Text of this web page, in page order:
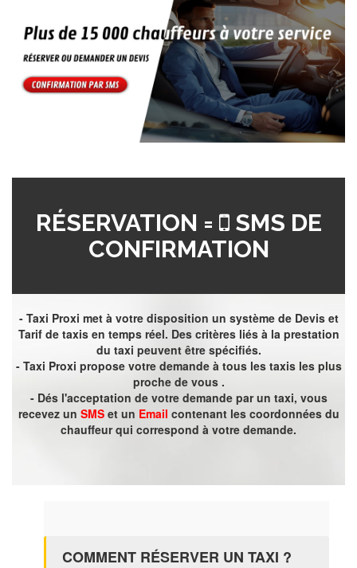
RÉSERVATION =
SMS DE
CONFIRMATION
- Taxi Proxi met à votre disposition un système de Devis et
Tarif de taxis en temps réel. Des critères liés à la prestation
du taxi peuvent être spécifiés.
- Taxi Proxi propose votre demande à tous les taxis les plus
proche de vous .
- Dés l'acceptation de votre demande par un taxi, vous
recevez un SMSet un Email contenant les coordonnées du
chauffeur qui correspond à votre demande.
COMMENT RÉSERVER UN TAXI ?